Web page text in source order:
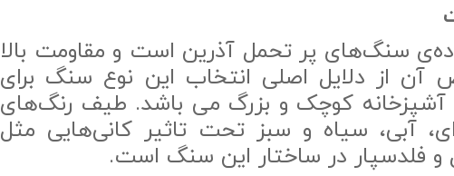
سنگ‌های پر تحمل آذرین است و مقاومت بالا
آن از دلایل اصلی انتخاب این نوع سنگ برای
کوچک و بزرگ می باشد. طیف رنگ‌های
آبی، سیاه و سبز تحت تاثیر کانی‌هایی مثل
و فلدسپار در ساختار این سنگ است.